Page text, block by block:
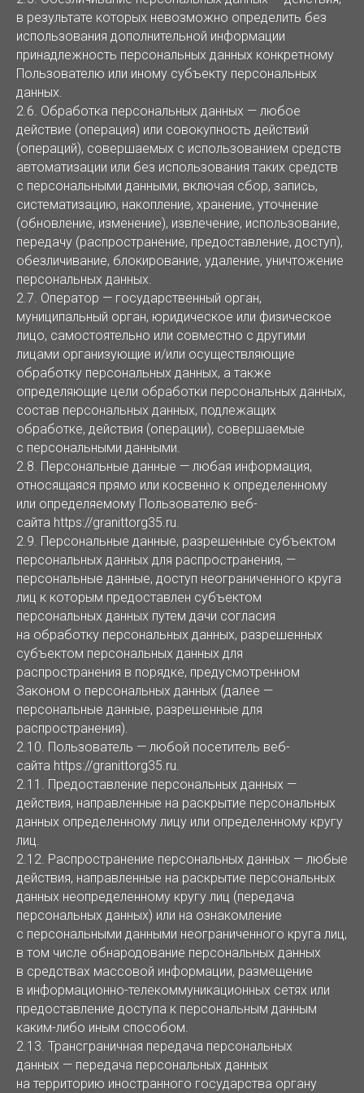
в результате которых невозможно определить без
использования дополнительной информации
принадлежность персональных данных конкретному
Пользователю или иному субъекту персональных
данных.
2.6. Обработка персональных данных — любое
действие (операция) или совокупность действий
(операций), совершаемых с использованием средств
автоматизации или без использования таких средств
с персональными данными, включая сбор, запись,
систематизацию, накопление, хранение, уточнение
(обновление, изменение), извлечение, использование,
передачу (распространение, предоставление, доступ),
обезличивание, блокирование, удаление, уничтожение
персональных данных.
2.7. Оператор — государственный орган,
муниципальный орган, юридическое или физическое
лицо, самостоятельно или совместно с другими
лицами организующие и/или осуществляющие
обработку персональных данных, а также
определяющие цели обработки персональных данных,
состав персональных данных, подлежащих
обработке, действия (операции), совершаемые
с персональными данными.
2.8. Персональные данные — любая информация,
относящаяся прямо или косвенно к определенному
или определяемому Пользователю веб-
сайта https://granittorg35.ru.
2.9. Персональные данные, разрешенные субъектом
персональных данных для распространения, —
персональные данные, доступ неограниченного круга
лиц к которым предоставлен субъектом
персональных данных путем дачи согласия
на обработку персональных данных, разрешенных
субъектом персональных данных для
распространения в порядке, предусмотренном
Законом о персональных данных (далее —
персональные данные, разрешенные для
распространения).
2.10. Пользователь — любой посетитель веб-
сайта https://granittorg35.ru.
2.11. Предоставление персональных данных —
действия, направленные на раскрытие персональных
данных определенному лицу или определенному кругу
лиц.
2.12. Распространение персональных данных — любые
действия, направленные на раскрытие персональных
данных неопределенному кругу лиц (передача
персональных данных) или на ознакомление
с персональными данными неограниченного круга лиц,
в том числе обнародование персональных данных
в средствах массовой информации, размещение
в информационно-телекоммуникационных сетях или
предоставление доступа к персональным данным
каким-либо иным способом.
2.13. Трансграничная передача персональных
данных — передача персональных данных
на территорию иностранного государства органу